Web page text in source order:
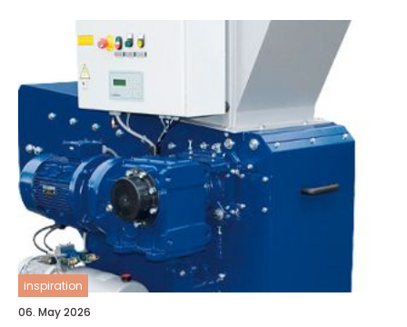
inspiration
06. May 2026